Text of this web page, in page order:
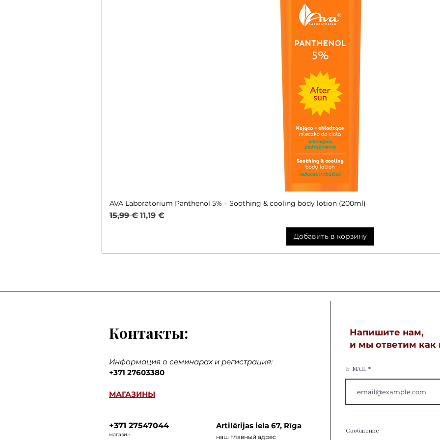
Быстрый просмотр
AVA Laboratorium Panthenol 5% – Soothing & cooling body lotion (200ml)
Обычная цена
15,99 € Цена со скидкой
11,19 €
Добавить в корзину
Контакты:
Информация о семинарах и регистрация:
+371 27603380
МАГАЗИНЫ
+371 27547044
магазин
Artilērijas iela 67, Rīga
наш главный адрес
Напишите нам,
и мы ответим как
E-MAIL
Сообщение